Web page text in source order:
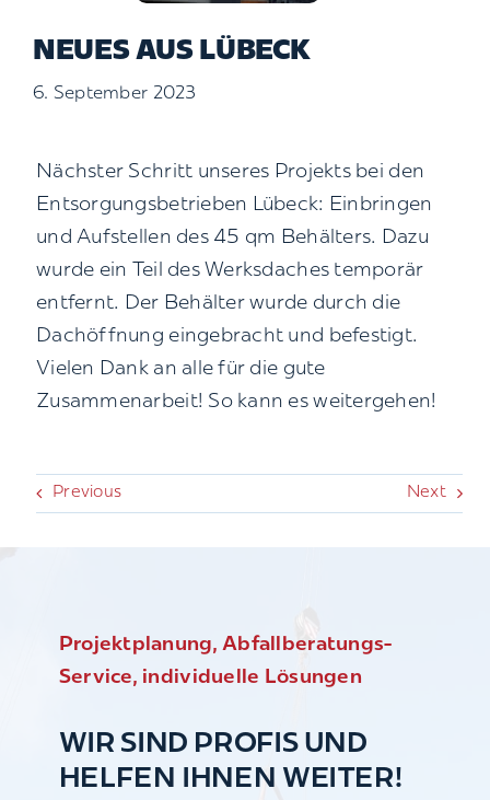
Kontakt
Suche
NEUES AUS LÜBECK
6. September 2023
Nächster Schritt unseres Projekts bei den
Entsorgungsbetrieben Lübeck: Einbringen
und Aufstellen des 45 qm Behälters. Dazu
wurde ein Teil des Werksdaches temporär
entfernt. Der Behälter wurde durch die
Dachöffnung eingebracht und befestigt.
Vielen Dank an alle für die gute
Zusammenarbeit! So kann es weitergehen!
Previous Next
Projektplanung, Abfallberatungs-
Service, individuelle Lösungen
WIR SIND PROFIS UND
HELFEN IHNEN WEITER!